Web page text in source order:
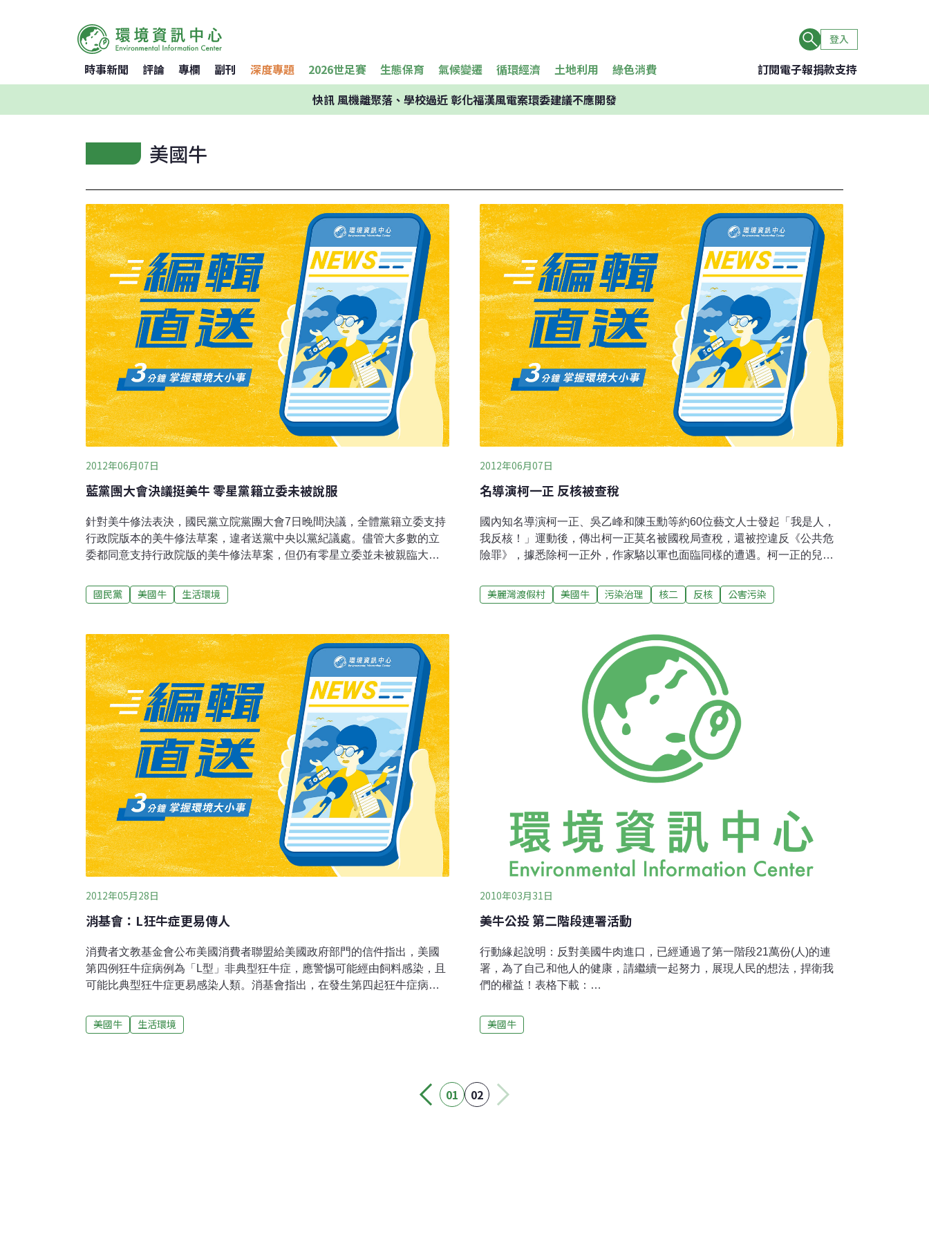
登入
時事新聞 評論 專欄 副刊 深度專題 2026世足賽 生態保育 氣候變遷 循環經濟 土地利用 綠色消費 訂閱電子報捐款支持
快訊風機離聚落、學校過近 彰化福漢風電案環委建議不應開發
美國牛
2012年06月07日
藍黨團大會決議挺美牛 零星黨籍立委未被說服
針對美牛修法表決，國民黨立院黨團大會7日晚間決議，全體黨籍立委支持
行政院版本的美牛修法草案，違者送黨中央以黨紀議處。儘管大多數的立
委都同意支持行政院版的美牛修法草案，但仍有零星立委並未被親臨大會
部就美牛修法達成共識，但仍有少部分立委沒有被說服。國民黨立委蔡正
元就表示，黨主席馬英九的說法毫無新意，況且美牛案對他來說並非「重
外，立委羅淑蕾和黃昭順也表示，還沒決定是否支持院版的美牛案，仍在
考慮中。7日舉行的黨團大會共有59名立委出席，由於馬英九致詞後隨即離
去，部分立委也跟著離開。林鴻池表示，的確還有少數立委因為選區壓
力，質疑是否能落實「牛豬分離」，黨團會加強溝通，他有信心立委最後
都會支持，表決會贏得勝利。
國民黨 美國牛 生活環境
2012年06月07日
名導演柯一正 反核被查稅
國內知名導演柯一正、吳乙峰和陳玉勳等約60位藝文人士發起「我是人，
我反核！」運動後，傳出柯一正莫名被國稅局查稅，還被控違反《公共危
險罪》，據悉除柯一正外，作家駱以軍也面臨同樣的遭遇。柯一正的兒子
到他公司查帳，還因為觸犯《公共危險罪》下周必須到案說明，他怒批：
「這就是台灣政府，好一部黑色的國家機器。你們執意放行美牛重啟核二
美麗灣渡假村 美國牛 污染治理 核二 反核 公害污染
2012年05月28日
消基會：L狂牛症更易傳人
消費者文教基金會公布美國消費者聯盟給美國政府部門的信件指出，美國
第四例狂牛症病例為「L型」非典型狂牛症，應警惕可能經由飼料感染，且
可能比典型狂牛症更易感染人類。消基會指出，在發生第四起狂牛症病例
科學家Michael Hansen博士發文給美國食品暨藥物管理局（FDA）和農業
部，希望改善以養禽廢料（例如雞糞）、牛雜內臟和化製骨粉餵養禽畜，
同，FDA必須特別警惕這起病例可能不是一起「自發性」病例，可能經由
飼料感染，可能會對人類有感染性。出席消基會記者會的醫師蘇偉碩拿出
美國牛 生活環境
2010年03月31日
美牛公投 第二階段連署活動
行動緣起說明：反對美國牛肉進口，已經通過了第一階段21萬份(人)的連
署，為了自己和他人的健康，請繼續一起努力，展現人民的想法，捍衛我
們的權益！表格下載：
事項：一、請注意第二階段連署表格與第一階段表格不同：抬頭應為「全
國性公民投票案連署人名冊格式」，所以請不要用第一階段提案連署的表
四、「主文」不可以更改。 五、需年滿二十歲，才有公民投票權。 六、連
署書必須是「您親手填寫的正本」，影印本無效喔！ 七、連署書中「戶籍
美國牛
01 02